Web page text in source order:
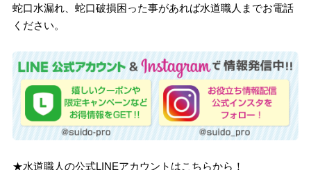
蛇口水漏れ、蛇口破損困った事があれば水道職人までお電話
ください。
★水道職人の公式LINEアカウントはこちらから！